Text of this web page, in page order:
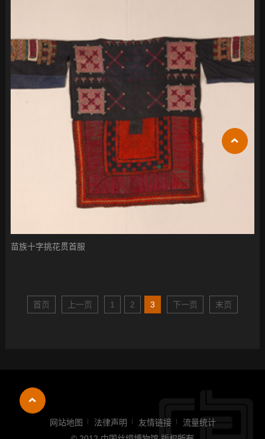
苗族十字挑花贯首服
首页 上一页 1 2 3 下一页 末页
网站地图 法律声明 友情链接
流量统计